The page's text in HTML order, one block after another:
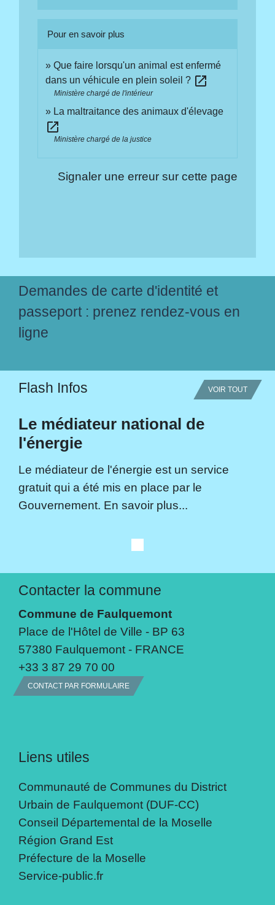
Pour en savoir plus
Que faire lorsqu'un animal est enfermé
dans un véhicule en plein soleil ? open_in_new
Ministère chargé de l'intérieur
La maltraitance des animaux d'élevage
open_in_new
Ministère chargé de la justice
Signaler une erreur sur cette page
Demandes de carte d'identité et
passeport : prenez rendez-vous en
ligne
Flash Infos VOIR TOUT
Le médiateur national de
l'énergie
Le médiateur de l'énergie est un service
gratuit qui a été mis en place par le
Gouvernement. En savoir plus...
Contacter la commune
Commune de Faulquemont
Place de l'Hôtel de Ville - BP 63
57380 Faulquemont - FRANCE
+33 3 87 29 70 00
CONTACT PAR FORMULAIRE
Liens utiles
Communauté de Communes du District
Urbain de Faulquemont (DUF-CC)
Conseil Départemental de la Moselle
Région Grand Est
Préfecture de la Moselle
Service-public.fr